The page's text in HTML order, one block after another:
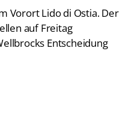
Vorort Lido di Ostia. Der
auf Freitag
Entscheidung